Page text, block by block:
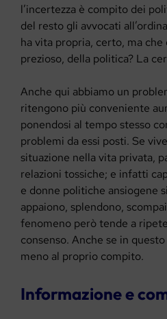
l’incertezza è compito dei
del resto gli avvocati
ha vita propria, certo, ma
prezioso, della politica? La
Anche qui abbiamo un
ritengono più conveniente
ponendosi al tempo stesso
problemi da essi posti. Se
situazione nella vita privata,
relazioni tossiche; e infatti
e donne politiche ansiogene
appaiono, splendono,
fenomeno però tende a
consenso. Anche se in
meno al proprio compito.
Informazione e